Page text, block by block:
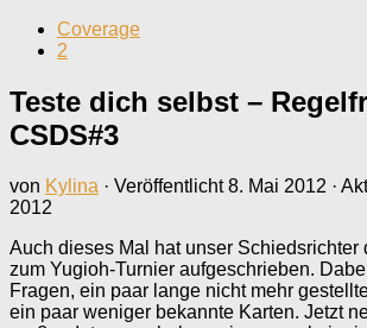
Coverage
2
Teste dich selbst –
CSDS#3
von Kylina · Veröffentlicht8. Mai 2012 ·
2012
Auch dieses Mal hat unser Schiedsrichter
zum Yugioh-Turnier aufgeschrieben.
Fragen, ein paar lange nicht mehr
ein paar weniger bekannte Karten. Jetzt